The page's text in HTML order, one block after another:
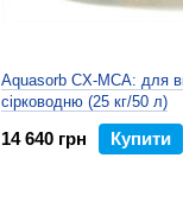
Aquasorb CX-MCA: для
сірководню (25 кг/50 л)
14 640 грн Купити